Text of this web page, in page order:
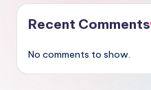
Recent Comments
No comments to show.